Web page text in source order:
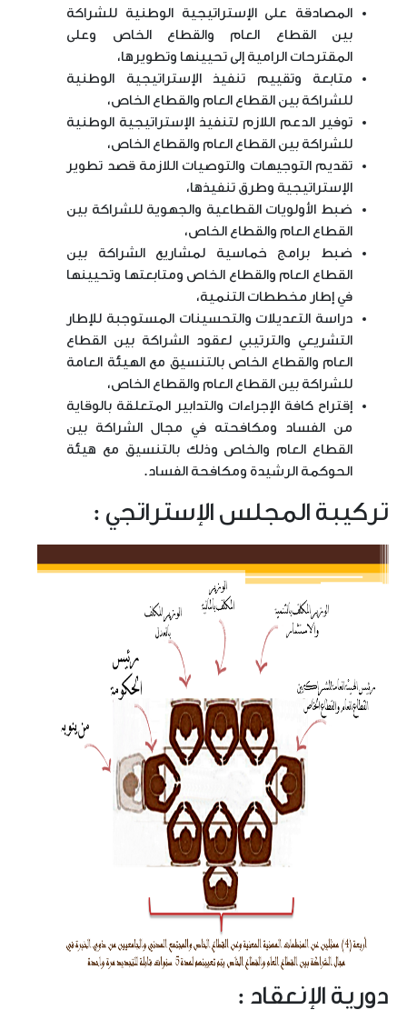
المصادقة على الإستراتيجية الوطنية للشراكة
بين القطاع العام والقطاع الخاص وعلى
المقترحات الرامية إلى تحيينها وتطويرها،
متابعة وتقييم تنفيذ الإستراتيجية الوطنية
للشراكة بين القطاع العام والقطاع الخاص،
توفير الدعم اللازم لتنفيذ الإستراتيجية الوطنية
للشراكة بين القطاع العام والقطاع الخاص،
تقديم التوجيهات والتوصيات اللازمة قصد تطوير
الإستراتيجية وطرق تنفيذها،
ضبط الأولويات القطاعية والجهوية للشراكة بين
القطاع العام والقطاع الخاص،
ضبط برامج خماسية لمشاريع الشراكة بين
القطاع العام والقطاع الخاص ومتابعتها وتحيينها
في إطار مخططات التنمية،
دراسة التعديلات والتحسينات المستوجبة للإطار
التشريعي والترتيبي لعقود الشراكة بين القطاع
العام والقطاع الخاص بالتنسيق مع الهيئة العامة
للشراكة بين القطاع العام والقطاع الخاص،
إقتراح كافة الإجراءات والتدابير المتعلقة بالوقاية
من الفساد ومكافحته في مجال الشراكة بين
القطاع العام والخاص وذلك بالتنسيق مع هيئة
الحوكمة الرشيدة ومكافحة الفساد.
تركيبة المجلس الإستراتجي :
دورية الإنعقاد :